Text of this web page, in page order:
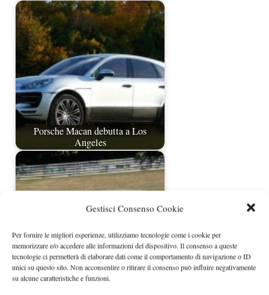
Gestisci Consenso Cookie
Per fornire le migliori esperienze, utilizziamo tecnologie come i cookie per
memorizzare e/o accedere alle informazioni del dispositivo. Il consenso a queste
tecnologie ci permetterà di elaborare dati come il comportamento di navigazione o ID
unici su questo sito. Non acconsentire o ritirare il consenso può influire negativamente
su alcune caratteristiche e funzioni.
Porsche Macan debutta a Los
Angeles
Porsche Macan Turbo spiata